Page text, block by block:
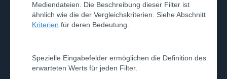
Mediendateien. Die Beschreibung dieser Filter ist
ähnlich wie die der Vergleichskriterien. Siehe Abschnitt
Kriterien für deren Bedeutung.
Spezielle Eingabefelder ermöglichen die Definition des
erwarteten Werts für jeden Filter.